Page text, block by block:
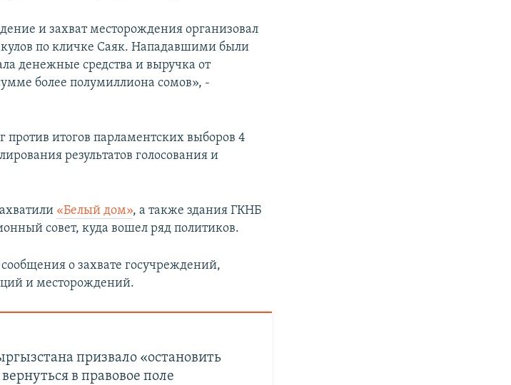
и захват месторождения организовал
по кличке Саяк. Нападавшими были
денежные средства и выручка от
более полумиллиона сомов», -
итогов парламентских выборов 4
результатов голосования и
«Белый дом», а также здания ГКНБ
совет, куда вошел ряд политиков.
о захвате госучреждений,
и месторождений.
призвало «остановить
в правовое поле